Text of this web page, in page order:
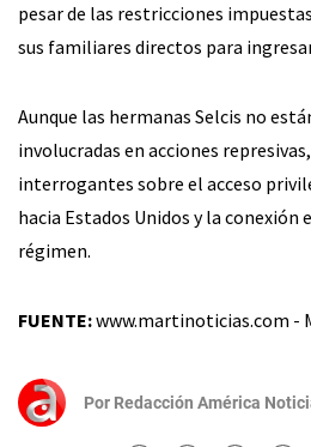
pesar de las restricciones
sus familiares directos para
Aunque las hermanas Selcis no
involucradas en acciones
interrogantes sobre el acceso
hacia Estados Unidos y la conexión
régimen.
FUENTE:www.martinoticias.com -
Por Redacción América